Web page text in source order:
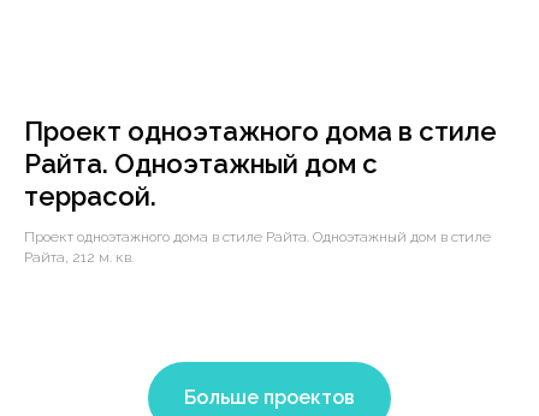
Проект одноэтажного дома в стиле
Райта. Одноэтажный дом с
террасой.
Проект одноэтажного дома в стиле Райта. Одноэтажный дом в стиле
Райта, 212 м. кв.
Больше проектов